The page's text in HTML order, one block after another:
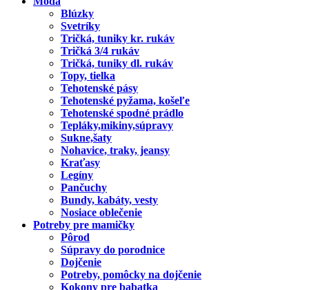
Blúzky
Svetríky
Tričká, tuniky kr. rukáv
Tričká 3/4 rukáv
Tričká, tuniky dl. rukáv
Topy, tielka
Tehotenské pásy
Tehotenské pyžama, košeľe
Tehotenské spodné prádlo
Tepláky,mikiny,súpravy
Sukne,šaty
Nohavice, traky, jeansy
Kraťasy
Legíny
Pančuchy
Bundy, kabáty, vesty
Nosiace oblečenie
Potreby pre mamičky
Pôrod
Súpravy do porodnice
Dojčenie
Potreby, pomôcky na dojčenie
Kokony pre babatka